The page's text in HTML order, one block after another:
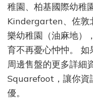
稚園、柏基國際幼稚
Kindergarten、佐敦
樂幼稚園（油麻地）
育不再憂心忡忡。 如
周邊售盤的更多詳細
Squarefoot，讓你資
優。